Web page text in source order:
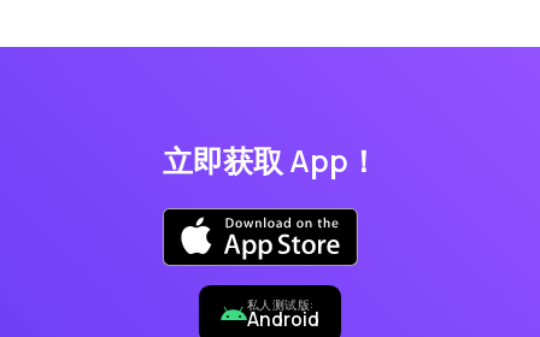
立即获取 App！
私人测试版:
Android